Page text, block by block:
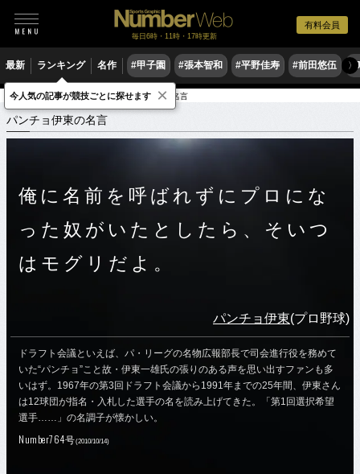
有料会員
毎日6時・11時・17時更新
最新 ランキング 名作 #甲子園 #張本智和 #平野佳寿 #前田悠伍 〉
スポーツ名言集 ハ パンチョ伊東の名言
パンチョ伊東の名言
俺に名前を呼ばれずにプロにな
った奴がいたとしたら、そいつ
はモグリだよ。
パンチョ伊東(プロ野球)
ドラフト会議といえば、パ・リーグの名物広報部長で司会進行役を務めて
いた“パンチョ”こと故・伊東一雄氏の張りのある声を思い出すファンも多
いはず。1967年の第3回ドラフト会議から1991年までの25年間、伊東さん
は12球団が指名・入札した選手の名を読み上げてきた。「第1回選択希望
選手……」の名調子が懐かしい。
Number764号(2010/10/14)
今人気の記事が競技ごとに探せます ×